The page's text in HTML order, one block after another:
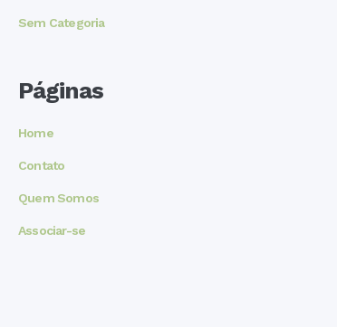
Sem Categoria
Páginas
Home
Contato
Quem Somos
Associar-se